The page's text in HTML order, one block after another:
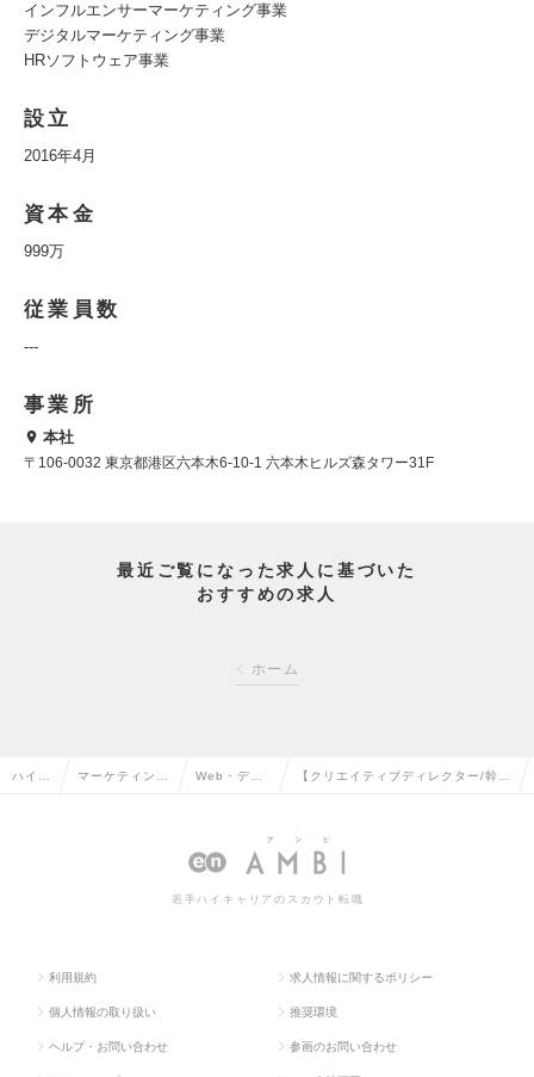
インフルエンサーマーケティング事業
デジタルマーケティング事業
HRソフトウェア事業
設立
2016年4月
資本金
999万
従業員数
---
事業所
本社
〒106-0032 東京都港区六本木6-10-1 六本木ヒルズ森タワー31F
最近ご覧になった求人に基づいた
おすすめの求人
ホーム
ハイク マーケティン Web・デジ
ティングの
【クリエイティブディレクター/幹部
｜グループ会社MISM出向の求人情
若手ハイキャリアのスカウト転職
利用規約 求人情報に関するポリシー
個人情報の取り扱い 推奨環境
ヘルプ・お問い合わせ 参画のお問い合わせ